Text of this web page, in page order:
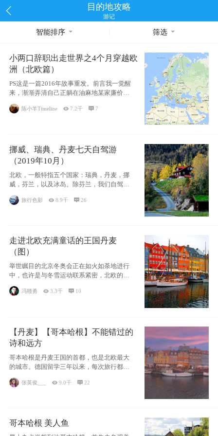
目的地攻略
游记
智能排序 筛选
小两口辞职出走世界之4个月穿越欧
洲（北欧篇）
PS这是一篇2016年故事重发。前言我一觉醒
来，渐渐弄清自己正躺在油麻地某家廉价宾
馆
陈小羊Timeline 7.2千 7
挪威、瑞典、丹麦七天自驾游
（2019年10月）
北欧，一般特指五个国家：瑞典，丹麦，挪
威，芬兰，以及冰岛。除芬兰，我们自驾游
旅行色影 8.9千 26
走进北欧充满童话的王国丹麦
（图）
举世瞩目的北京冬奥会正在如火如荼地进行
中，也许是与冬雪运动联系紧密，北欧的一
些国家因
冯赣勇 3.3千  10
【丹麦】【哥本哈根】不能错过的
诗和远方
哥本哈根是丹麦王国的首都，也是北欧最大
的城市。德国留学三年以来，每次旅行都是
张英俊___ 9.0千 22
哥本哈根 美人鱼